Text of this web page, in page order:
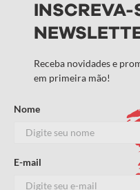
Seu nome
Escreva uma
INSCREVA-
Receba novidades e
em primeira mão!
Nome
E-mail